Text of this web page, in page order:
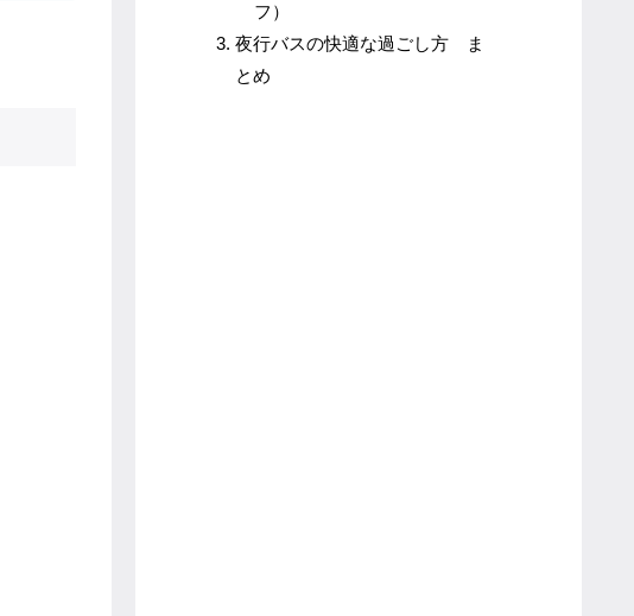
フ）
夜行バスの快適な過ごし方 ま
とめ